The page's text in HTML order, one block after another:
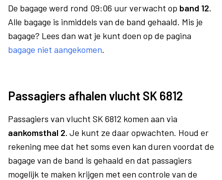
De bagage werd rond 09:06 uur verwacht op band 12.
Alle bagage is inmiddels van de band gehaald. Mis je
bagage? Lees dan wat je kunt doen op de pagina
bagage niet aangekomen.
Passagiers afhalen vlucht SK 6812
Passagiers van vlucht SK 6812 komen aan via
aankomsthal 2. Je kunt ze daar opwachten. Houd er
rekening mee dat het soms even kan duren voordat de
bagage van de band is gehaald en dat passagiers
mogelijk te maken krijgen met een controle van de